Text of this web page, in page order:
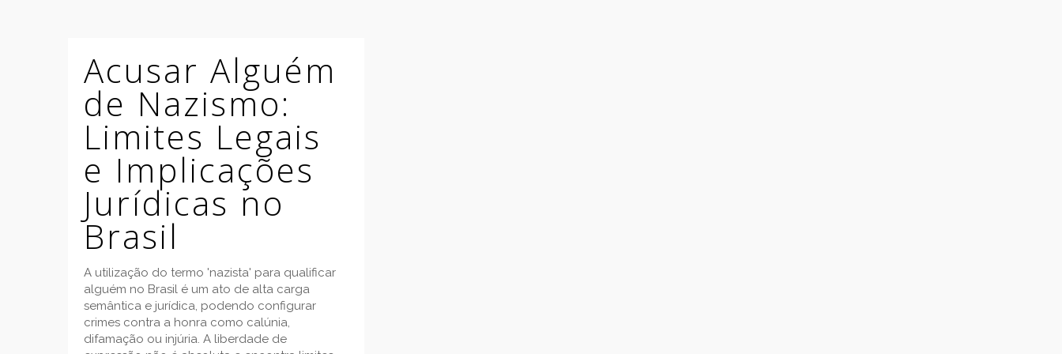
Acusar Alguém
de Nazismo:
Limites Legais
e Implicações
Jurídicas no
Brasil
A utilização do termo 'nazista' para qualificar
alguém no Brasil é um ato de alta carga
semântica e jurídica, podendo configurar
crimes contra a honra como calúnia,
difamação ou injúria. A liberdade de